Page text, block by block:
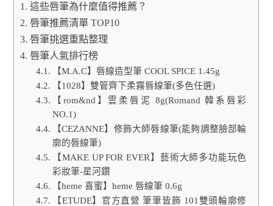
這些唇筆為什麼值得推薦？
唇筆推薦清單 TOP10
唇筆挑選重點整理
唇筆人氣排行榜
【M.A.C】唇線造型筆 COOL SPICE 1.45g
【1028】雙管齊下柔霧唇線筆(多色任選)
【rom&nd】雲柔唇泥 8g(Romand 韓系唇彩
NO.1)
【CEZANNE】修飾大師唇線筆(能夠調整臉部輪
廓的唇線筆)
【MAKE UP FOR EVER】藝術大師多功能玩色
彩妝筆-星河鑽
【heme 喜蜜】heme 唇線筆 0.6g
【ETUDE】官方直營 筆筆皆飾 101雙頭輪廓修